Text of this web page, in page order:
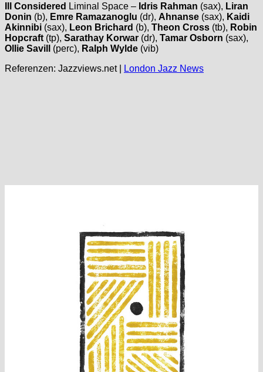
Ill Considered Liminal Space – Idris Rahman (sax), Liran
Donin (b), Emre Ramazanoglu (dr), Ahnanse (sax), Kaidi
Akinnibi (sax), Leon Brichard (b), Theon Cross (tb), Robin
Hopcraft (tp), Sarathay Korwar (dr), Tamar Osborn (sax),
Ollie Savill
(perc), Ralph Wylde (vib)
Referenzen: Jazzviews.net |
London Jazz News